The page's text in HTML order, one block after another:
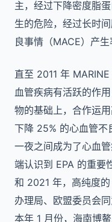
主，经过下降密度脂
生的危险，经过长时
良事情（MACE）产生
直至 2011 年
血管疾病有活跃的作
物的基础上，合作运
下降 25% 的心血管不
一夜之间成为了心血
端认识到 EPA 的重要
和 2021 年，高纯度
办理局、欧盟委员会
本年 1 月份，海南博